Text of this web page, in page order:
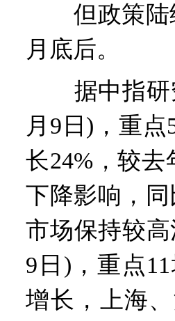
但政策陆
月底后。
据中指研究
月9日)，重
长24%，较去
下降影响，
市场保持较
9日)，重点
增长，上海